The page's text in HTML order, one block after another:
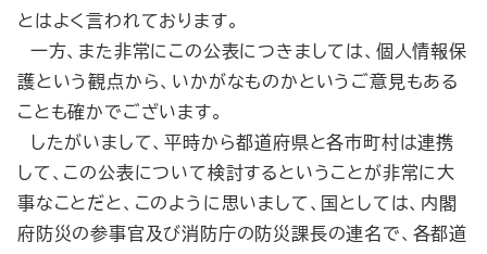
とはよく言われております。
一方、また非常にこの公表につきましては、個人情報保
護という観点から、いかがなものかというご意見もある
ことも確かでございます。
したがいまして、平時から都道府県と各市町村は連携
して、この公表について検討するということが非常に大
事なことだと、このように思いまして、国としては、内閣
府防災の参事官及び消防庁の防災課長の連名で、各都道